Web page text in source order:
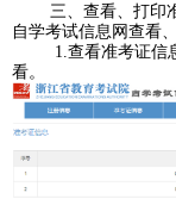
三、查看、打印
自学考试信息网查看
1.查看准考证信
看。